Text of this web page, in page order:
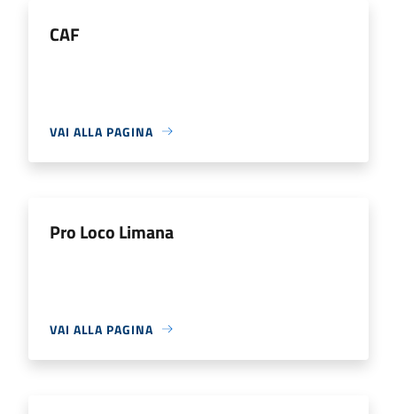
CAF
VAI ALLA PAGINA
Pro Loco Limana
VAI ALLA PAGINA